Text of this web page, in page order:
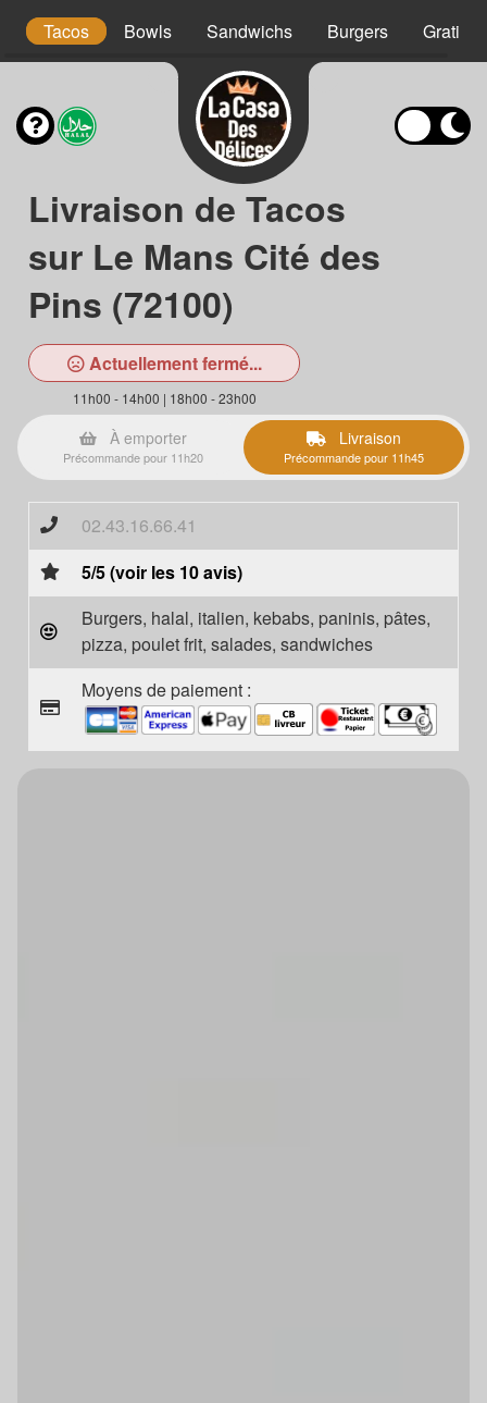
Tacos Bowls Sandwichs Burgers Gratins
Livraison de Tacos
sur Le Mans Cité des
Pins (72100)
Actuellement fermé...
11h00 - 14h00 | 18h00 - 23h00
À emporter
Précommande pour 11h20
Livraison
Précommande pour 11h45
02.43.16.66.41
5/5 (voir les 10 avis)
Burgers, halal, italien, kebabs, paninis, pâtes,
pizza, poulet frit, salades, sandwiches
Moyens de paiement :